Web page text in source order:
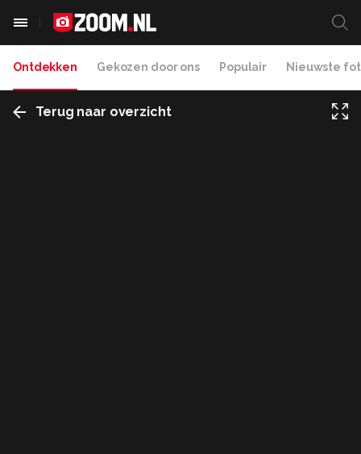
Ontdekken Gekozen door ons Populair Nieuwste
Terug naar overzicht